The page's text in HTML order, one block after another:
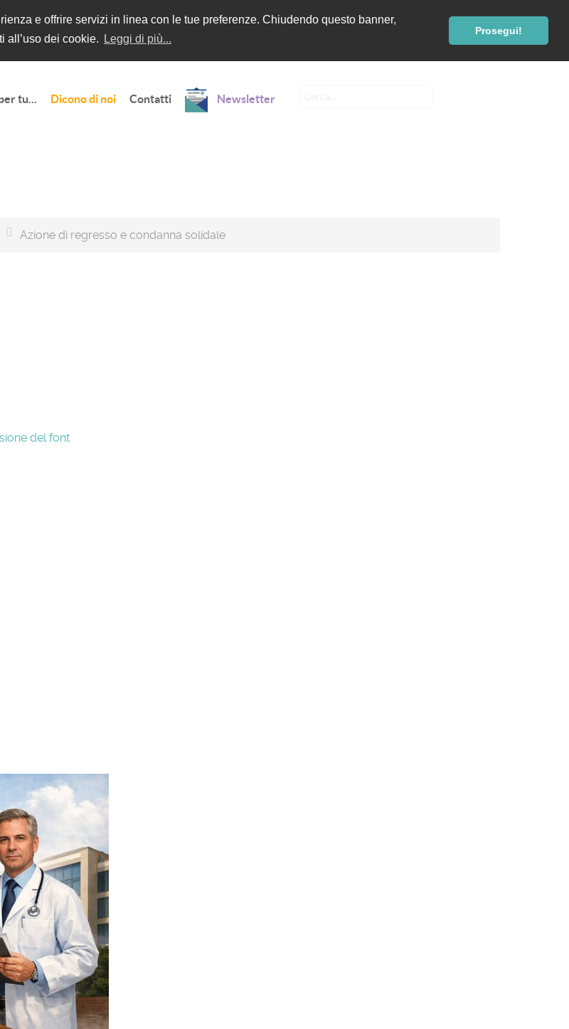
e offrire servizi in linea con le tue preferenze. Chiudendo questo banner,
all’uso dei cookie.
Leggi di più...
Prosegui!
tu... Dicono di noi Contatti Newsletter
Azione di regresso e condanna solidale
del font